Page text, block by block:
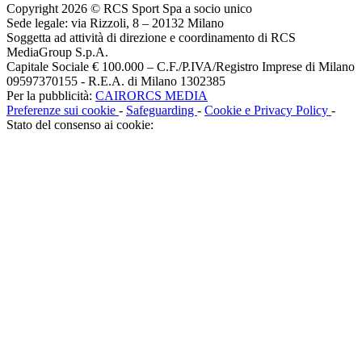
Copyright 2026 © RCS Sport Spa a socio unico
Sede legale: via Rizzoli, 8 – 20132 Milano
Soggetta ad attività di direzione e coordinamento di RCS
MediaGroup S.p.A.
Capitale Sociale € 100.000 – C.F./P.IVA/Registro Imprese di Milano
09597370155 - R.E.A. di Milano 1302385
Per la pubblicità: CAIRORCS MEDIA
Preferenze sui cookie - Safeguarding - Cookie e Privacy Policy -
Stato del consenso ai cookie: